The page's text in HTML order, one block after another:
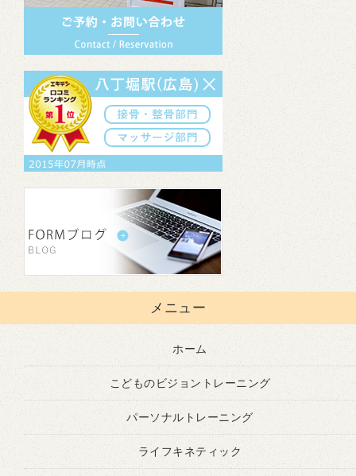
メニュー
ホーム
こどものビジョントレーニング
パーソナルトレーニング
ライフキネティック